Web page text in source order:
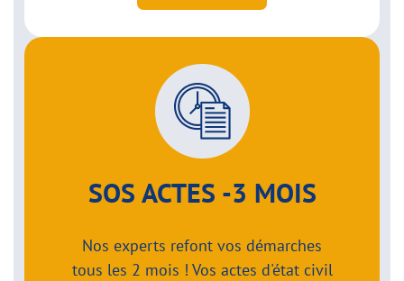
SOS ACTES -3 MOIS
Nos experts refont vos démarches
tous les 2 mois ! Vos actes d'état civil